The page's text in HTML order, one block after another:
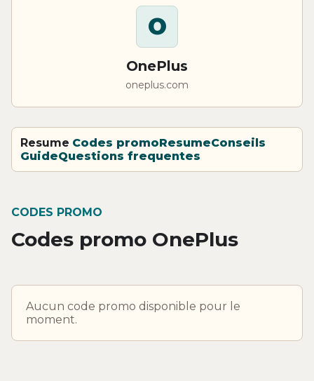
O
OnePlus
oneplus.com
Resume Codes promoResumeConseils
GuideQuestions frequentes
CODES PROMO
Codes promo OnePlus
Aucun code promo disponible pour le
moment.